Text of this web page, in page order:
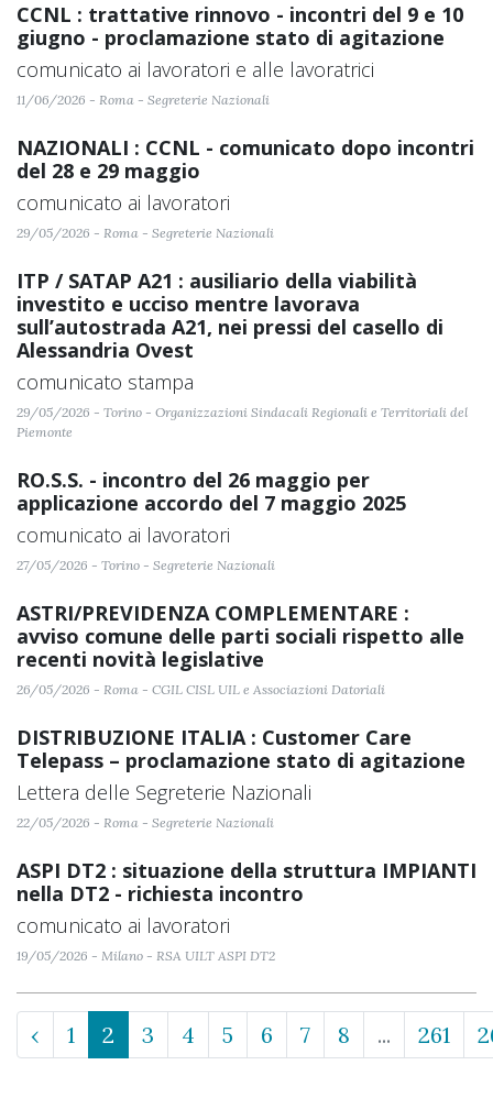
CCNL : trattative rinnovo - incontri del 9 e 10
giugno - proclamazione stato di agitazione
comunicato ai lavoratori e alle lavoratrici
11/06/2026 - Roma - Segreterie Nazionali
NAZIONALI : CCNL - comunicato dopo incontri
del 28 e 29 maggio
comunicato ai lavoratori
29/05/2026 - Roma - Segreterie Nazionali
ITP / SATAP A21 : ausiliario della viabilità
investito e ucciso mentre lavorava
sull’autostrada A21, nei pressi del casello di
Alessandria Ovest
comunicato stampa
29/05/2026 - Torino - Organizzazioni Sindacali Regionali e Territoriali del
Piemonte
RO.S.S. - incontro del 26 maggio per
applicazione accordo del 7 maggio 2025
comunicato ai lavoratori
27/05/2026 - Torino - Segreterie Nazionali
ASTRI/PREVIDENZA COMPLEMENTARE :
avviso comune delle parti sociali rispetto alle
recenti novità legislative
26/05/2026 - Roma - CGIL CISL UIL e Associazioni Datoriali
DISTRIBUZIONE ITALIA : Customer Care
Telepass – proclamazione stato di agitazione
Lettera delle Segreterie Nazionali
22/05/2026 - Roma - Segreterie Nazionali
ASPI DT2 : situazione della struttura IMPIANTI
nella DT2 - richiesta incontro
comunicato ai lavoratori
19/05/2026 - Milano - RSA UILT ASPI DT2
‹ 1 2 3 4 5 6 7 8 ... 261